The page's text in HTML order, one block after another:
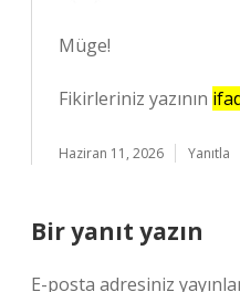
Müge!
Fikirleriniz yazının
Haziran 11, 2026 Yanıtla
Bir yanıt yazın
E-posta adresiniz